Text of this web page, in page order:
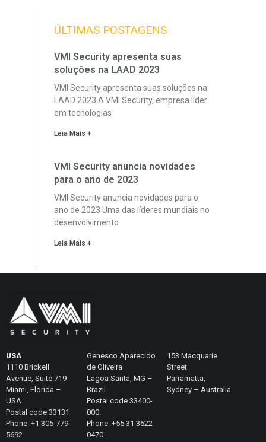
ÚLTIMAS POSTAGENS
VMI Security apresenta suas
soluções na LAAD 2023
VMI Security apresenta suas soluções na
LAAD 2023 A VMI Security, empresa líder
em tecnologias
Leia Mais +
VMI Security anuncia novidades
para o ano de 2023
VMI Security anuncia novidades para o
ano de 2023 Uma das líderes mundiais no
desenvolvimento
Leia Mais +
USA
1110 Brickell
Avenue, Suite 719
Miami, Florida –
USA
Postal code 33131
Phone. +1 305-779-
5692
Genesco Aparecido
de Oliveira
Lagoa Santa, MG –
Brazil
Postal code 33400-
000.
Phone. +55 31 3622
0470
153 Macquarie
Street
Parramatta,
Sydney – Australia